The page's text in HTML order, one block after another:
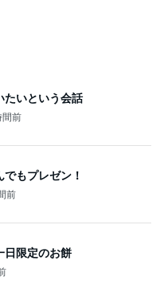
たいという会話
間前
もプレゼン！
前
日限定のお餅